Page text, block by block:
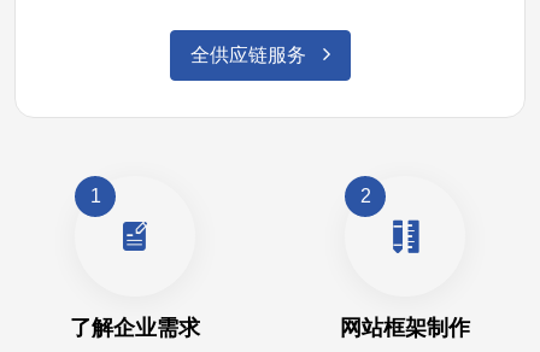
全供应链服务
1
了解企业需求
2
网站框架制作